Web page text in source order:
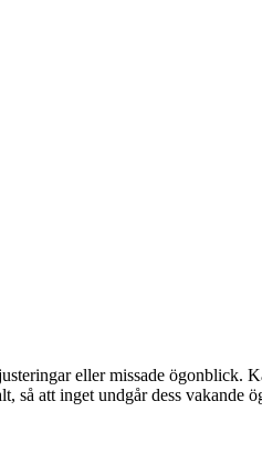
eller missade ögonblick.
så att inget undgår dess vakande